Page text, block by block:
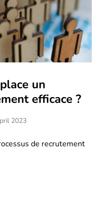
un
efficace ?
2023
de recrutement